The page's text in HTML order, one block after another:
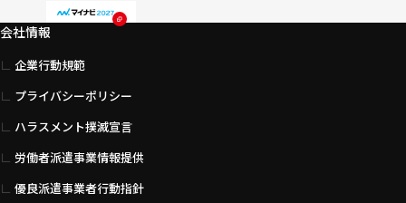
会社情報
企業行動規範
プライバシーポリシー
ハラスメント撲滅宣言
労働者派遣事業情報提供
優良派遣事業者行動指針